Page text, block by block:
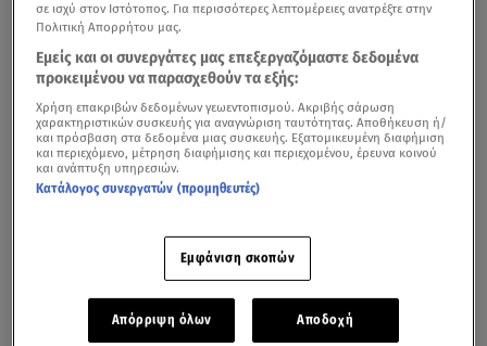
Το αντίο του Mega στον Γεράσιμο Μιχελή
Ντυμένοι στα μαύρα και με τη θλίψη ζωγραφισμένη στα
πρόσωπά τους έφτασαν στον ιερό ναό οι:Κερασία
Σαμαρά, Tζούλη Σούμα, Κώστας Μπερικόπουλος, Μαρία
Χάνου κ.ά.Εκεί ήταν και οΠαύλος Ορκόπουλος
Τζούλη Σούμα: «Ο Γεράσιμος Μιχελής ήταν σχεδόν
παράλυτος. Έπαθε ανακοπή»
σε ισχύ στον Ιστότοπος. Για περισσότερες λεπτομέρειες ανατρέξτε στην
Πολιτική Απορρήτου μας.
Εμείς και οι συνεργάτες μας επεξεργαζόμαστε δεδομένα
προκειμένου να παρασχεθούν τα εξής:
Χρήση επακριβών δεδομένων γεωεντοπισμού. Ακριβής σάρωση
χαρακτηριστικών συσκευής για αναγνώριση ταυτότητας. Αποθήκευση ή/
και πρόσβαση στα δεδομένα μιας συσκευής. Εξατομικευμένη διαφήμιση
και περιεχόμενο, μέτρηση διαφήμισης και περιεχομένου, έρευνα κοινού
και ανάπτυξη υπηρεσιών.
Κατάλογος συνεργατών (προμηθευτές)
Εμφάνιση σκοπών
Απόρριψη όλων Αποδοχή